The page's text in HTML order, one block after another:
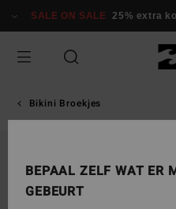
naar
SALE ON SALE 25% extra
Bikini Broekjes
BEPAAL ZELF WAT ER
GEBEURT